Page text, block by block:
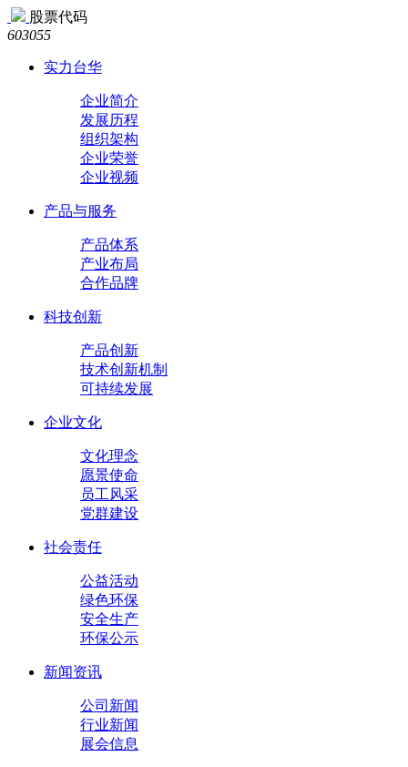
股票代码
603055
实力台华
企业简介
发展历程
组织架构
企业荣誉
企业视频
产品与服务
产品体系
产业布局
合作品牌
科技创新
产品创新
技术创新机制
可持续发展
企业文化
文化理念
愿景使命
员工风采
党群建设
社会责任
公益活动
绿色环保
安全生产
环保公示
新闻资讯
公司新闻
行业新闻
展会信息